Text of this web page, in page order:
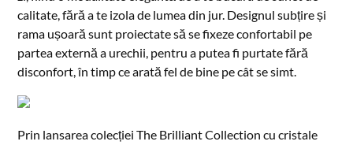
calitate, fără a te izola de lumea din jur. Designul subțire și
rama ușoară sunt proiectate să se fixeze confortabil pe
partea externă a urechii, pentru a putea fi purtate fără
disconfort, în timp ce arată fel de bine pe cât se simt.
Prin lansarea colecției The Brilliant Collection cu cristale